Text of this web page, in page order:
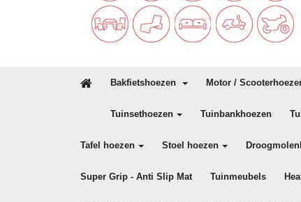
Bakfietshoezen Motor /
Tuinsethoezen Tuinbankhoezen
Tafel hoezen Stoel hoezen
Super Grip - Anti Slip Mat Tuinmeubels